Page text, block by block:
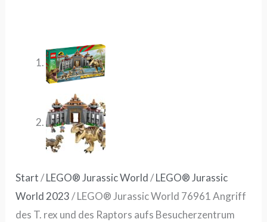
Start/LEGO® Jurassic World/LEGO® Jurassic
World 2023/ LEGO® Jurassic World 76961 Angriff
des T. rex und des Raptors aufs Besucherzentrum